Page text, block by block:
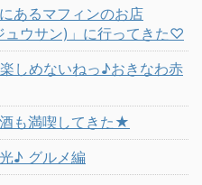
あるマフィンのお店
ュウサン)」に行ってきた♡
しめないねっ♪おきなわ赤
も満喫してきた★
♪ グルメ編